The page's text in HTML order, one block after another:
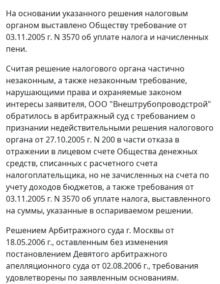
На основании указанного решения налоговым
органом выставлено Обществу требование от
03.11.2005 г. N 3570 об уплате налога и начисленных
пени.
Считая решение налогового органа частично
незаконным, а также незаконным требование,
нарушающими права и охраняемые законом
интересы заявителя, ООО "Внештрубопроводстрой"
обратилось в арбитражный суд с требованием о
признании недействительными решения налогового
органа от 27.10.2005 г. N 200 в части отказа в
отражении в лицевом счете Общества денежных
средств, списанных с расчетного счета
налогоплательщика, но не зачисленных на счета по
учету доходов бюджетов, а также требования от
03.11.2005 г. N 3570 об уплате налога, выставленного
на суммы, указанные в оспариваемом решении.
Решением Арбитражного суда г. Москвы от
18.05.2006 г., оставленным без изменения
постановлением Девятого арбитражного
апелляционного суда от 02.08.2006 г., требования
удовлетворены по заявленным основаниям.